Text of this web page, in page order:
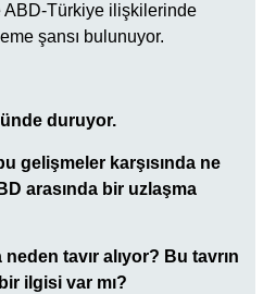
ABD-Türkiye ilişkilerinde
şansı bulunuyor.
duruyor.
gelişmeler karşısında ne
arasında bir uzlaşma
tavır alıyor? Bu tavrın
ilgisi var mı?